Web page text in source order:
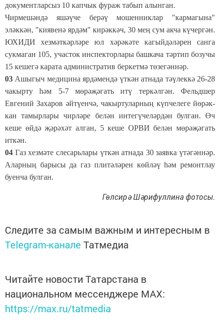
документларсыз 10 капчык фураж табып алынган.
Чирмешәндә яшәүче берәү мошенниклар "кармагына"
эләккән, "киявенә ярдәм" кирәккәч, 30 мең сум акча күчергән.
ЮХИДИ хезмәткәрләре юл хәрәкәте кагыйдәләрен санга
сукмаган 105, участок инспекторлары башкача тәртип бозучы
15 кешегә карата административ беркетмә төзегәннәр.
03 Ашыгыч медицина ярдәмендә үткән атнада тәүлеккә 26-28
чакырту һәм 5-7 мөрәҗәгать итү теркәлгән. Фельдшер
Евгений Захаров әйтүенчә, чакыртуларның күпчелеге йөрәк-
кан тамырлары чирләре белән интегүчеләрдән булган. Өч
кеше өйдә җәрәхәт алган, 5 кеше ОРВИ белән мөрәҗәгать
иткән.
04 Газ хезмәте слесарьлары үткән атнада 30 заявка үтәгәннәр.
Аларның барысы да газ плитәләрен көйләү һәм ремонтлау
буенча булган.
Гөлсирә Шәрифуллина фотосы.
Следите за самым важным и интересным в
Telegram-канале Татмедиа
Читайте новости Татарстана в
национальном мессенджере MАХ:
https://max.ru/tatmedia